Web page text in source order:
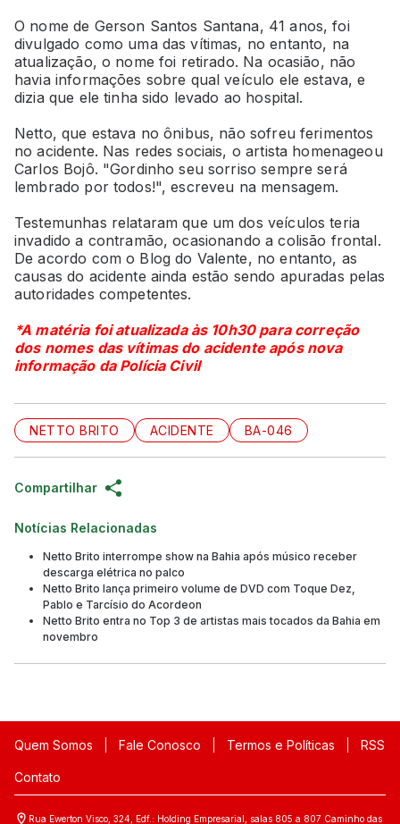
O nome de Gerson Santos Santana, 41 anos, foi
divulgado como uma das vítimas, no entanto, na
atualização, o nome foi retirado. Na ocasião, não
havia informações sobre qual veículo ele estava, e
dizia que ele tinha sido levado ao hospital.
Netto, que estava no ônibus, não sofreu ferimentos
no acidente. Nas redes sociais, o artista homenageou
Carlos Bojô. "Gordinho seu sorriso sempre será
lembrado por todos!", escreveu na mensagem.
Testemunhas relataram que um dos veículos teria
invadido a contramão, ocasionando a colisão frontal.
De acordo com o Blog do Valente, no entanto, as
causas do acidente ainda estão sendo apuradas pelas
autoridades competentes.
*A matéria foi atualizada às 10h30 para correção
dos nomes das vítimas do acidente após nova
informação da Polícia Civil
NETTO BRITO ACIDENTE BA-046
Compartilhar
Notícias Relacionadas
Netto Brito interrompe show na Bahia após músico receber
descarga elétrica no palco
Netto Brito lança primeiro volume de DVD com Toque Dez,
Pablo e Tarcísio do Acordeon
Netto Brito entra no Top 3 de artistas mais tocados da Bahia em
novembro
Quem Somos Fale Conosco Termos e Políticas RSS
Contato
Rua Ewerton Visco, 324, Edf.: Holding Empresarial, salas 805 a 807 Caminho das